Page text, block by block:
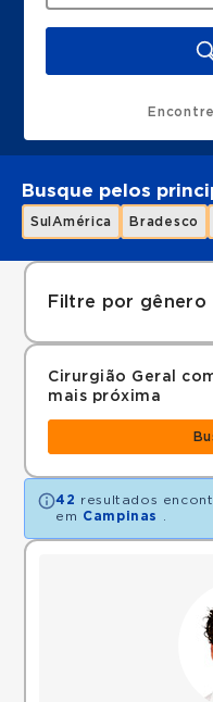
Busque pelos
SulAmérica Bradesco
Filtre por gênero
Cirurgião Geral
mais próxima
42 resultados
em Campinas